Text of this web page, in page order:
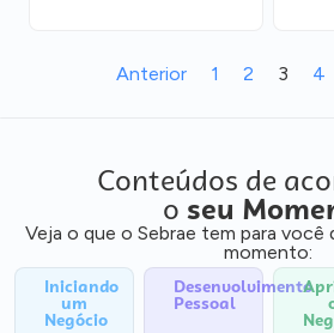
Anterior 1 2 3 4
Conteúdos de
o seu
Veja o que o Sebrae tem para
momento:
Iniciando
um
Negócio
Desenvolvimento
Pessoal